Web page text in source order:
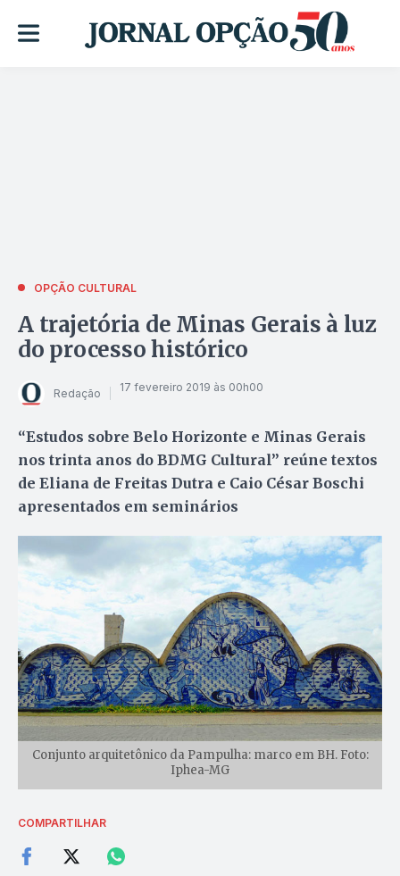
OPÇÃO CULTURAL
A trajetória de Minas Gerais à luz
do processo histórico
Redação 17 fevereiro 2019 às 00h00
“Estudos sobre Belo Horizonte e Minas Gerais
nos trinta anos do BDMG Cultural” reúne textos
de Eliana de Freitas Dutra e Caio César Boschi
apresentados em seminários
Conjunto arquitetônico da Pampulha: marco em BH. Foto:
Iphea-MG
COMPARTILHAR